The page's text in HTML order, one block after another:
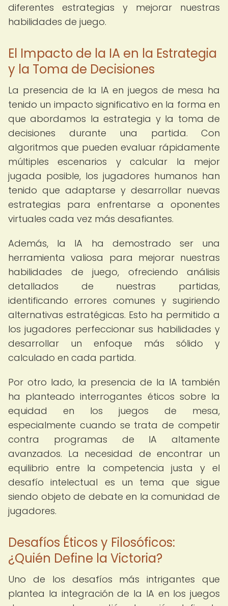
diferentes estrategias y mejorar nuestras
habilidades de juego.
El Impacto de la IA en la Estrategia
y la Toma de Decisiones
La presencia de la IA en juegos de mesa ha
tenido un impacto significativo en la forma en
que abordamos la estrategia y la toma de
decisiones durante una partida. Con
algoritmos que pueden evaluar rápidamente
múltiples escenarios y calcular la mejor
jugada posible, los jugadores humanos han
tenido que adaptarse y desarrollar nuevas
estrategias para enfrentarse a oponentes
virtuales cada vez más desafiantes.
Además, la IA ha demostrado ser una
herramienta valiosa para mejorar nuestras
habilidades de juego, ofreciendo análisis
detallados de nuestras partidas,
identificando errores comunes y sugiriendo
alternativas estratégicas. Esto ha permitido a
los jugadores perfeccionar sus habilidades y
desarrollar un enfoque más sólido y
calculado en cada partida.
Por otro lado, la presencia de la IA también
ha planteado interrogantes éticos sobre la
equidad en los juegos de mesa,
especialmente cuando se trata de competir
contra programas de IA altamente
avanzados. La necesidad de encontrar un
equilibrio entre la competencia justa y el
desafío intelectual es un tema que sigue
siendo objeto de debate en la comunidad de
jugadores.
Desafíos Éticos y Filosóficos:
¿Quién Define la Victoria?
Uno de los desafíos más intrigantes que
plantea la integración de la IA en los juegos